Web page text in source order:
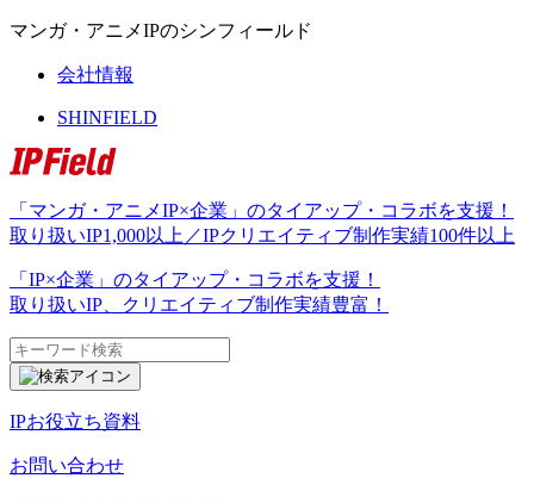
マンガ・アニメIPのシンフィールド
会社情報
SHINFIELD
「マンガ・アニメIP×企業」のタイアップ・コラボを支援！
取り扱いIP1,000以上 ／IPクリエイティブ制作実績100件以上
「IP×企業」のタイアップ・コラボを支援！
取り扱いIP、クリエイティブ制作実績豊富！
IPお役立ち資料
お問い合わせ